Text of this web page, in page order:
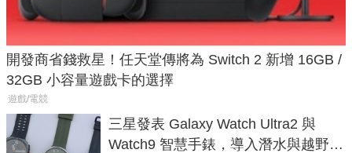
開發商省錢救星！任天堂傳將為 Switch 2 新增 16GB /
32GB 小容量遊戲卡的選擇
遊戲/電競
三星發表 Galaxy Watch Ultra2 與
Watch9 智慧手錶，導入潛水與越野跑